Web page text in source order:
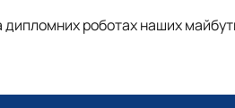
роботах наших